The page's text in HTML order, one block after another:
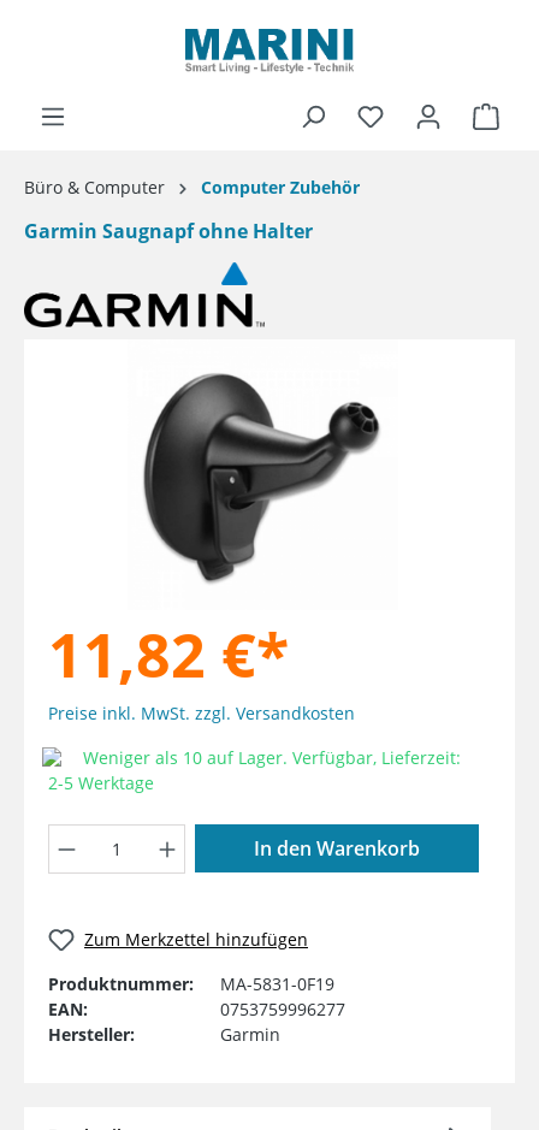
Büro & Computer Computer Zubehör
Garmin Saugnapf ohne Halter
11,82 €*
Preise inkl. MwSt. zzgl. Versandkosten
Weniger als 10 auf Lager. Verfügbar, Lieferzeit:
2-5 Werktage
Produkt Anzahl: Gib den
In den Warenkorb
Zum Merkzettel hinzufügen
Produktnummer:
MA-5831-0F19
EAN:
0753759996277
Hersteller:
Garmin